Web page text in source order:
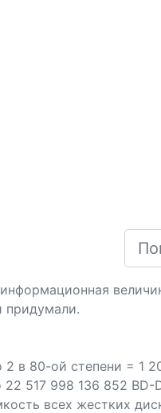
придумали.
2 в 80-ой степени = 1
22 517 998 136 852
всех жестких